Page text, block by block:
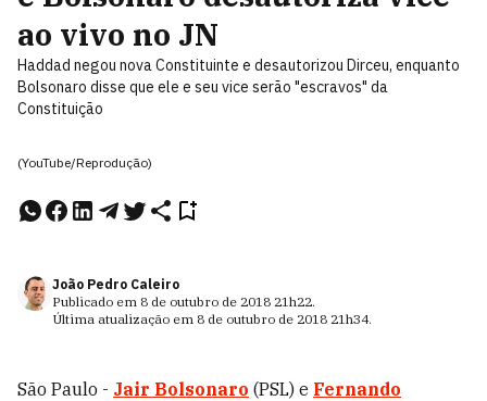
ao vivo no JN
Haddad negou nova Constituinte e desautorizou Dirceu, enquanto
Bolsonaro disse que ele e seu vice serão "escravos" da
Constituição
(YouTube/Reprodução)
João Pedro Caleiro
Publicado em 8 de outubro de 2018 21h22.
Última atualização em 8 de outubro de 2018 21h34.
São Paulo - Jair Bolsonaro (PSL) e Fernando